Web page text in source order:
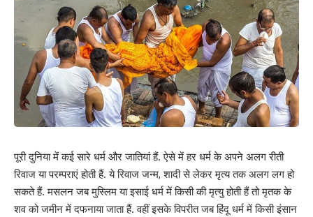
पूरी दुनिया में कई सारे धर्म और जातियां हैं. ऐसे में हर धर्म के अपने अलग रीती
रिवाज या परम्पराएं होती हैं. ये रिवाज जन्म, शादी से लेकर मृत्य तक अलग लग हो
सकते हैं. मसलन जब मुस्लिम या इसाई धर्म में किसी की मृत्यु होती हैं तो मृतक के
शव को जमीन में दफनाया जाता हैं. वहीं इसके विपरीत जब हिंदू धर्म में किसी इंसान